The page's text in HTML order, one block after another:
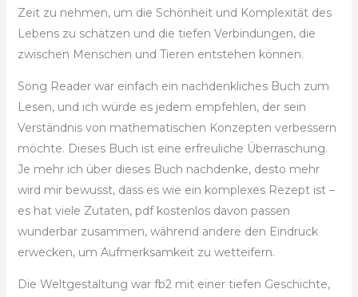
Zeit zu nehmen, um die Schönheit und Komplexität des
Lebens zu schätzen und die tiefen Verbindungen, die
zwischen Menschen und Tieren entstehen können.
Song Reader war einfach ein nachdenkliches Buch zum
Lesen, und ich würde es jedem empfehlen, der sein
Verständnis von mathematischen Konzepten verbessern
möchte. Dieses Buch ist eine erfreuliche Überraschung.
Je mehr ich über dieses Buch nachdenke, desto mehr
wird mir bewusst, dass es wie ein komplexes Rezept ist –
es hat viele Zutaten, pdf kostenlos davon passen
wunderbar zusammen, während andere den Eindruck
erwecken, um Aufmerksamkeit zu wetteifern.
Die Weltgestaltung war fb2 mit einer tiefen Geschichte,